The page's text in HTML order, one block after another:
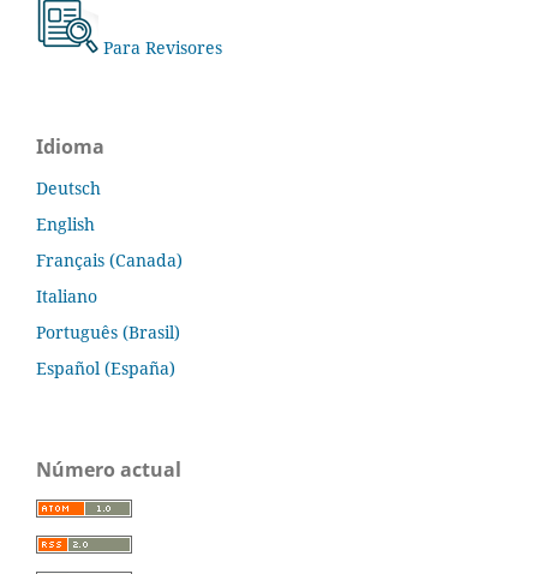
Para Revisores
Idioma
Deutsch
English
Français (Canada)
Italiano
Português (Brasil)
Español (España)
Número actual